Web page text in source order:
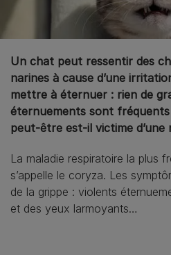
Un chat peut ressentir des
narines à cause d’une
mettre à éternuer : rien de
éternuements sont
peut-être est-il victime d’une
La maladie respiratoire la plus
s’appelle le coryza. Les
de la grippe : violents
et des yeux larmoyants…